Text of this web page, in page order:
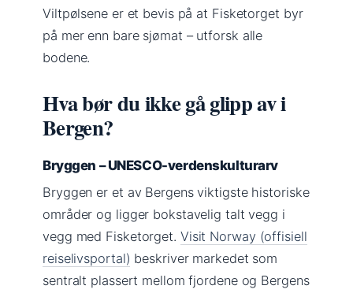
Viltpølsene er et bevis på at Fisketorget byr
på mer enn bare sjømat – utforsk alle
bodene.
Hva bør du ikke gå glipp av i
Bergen?
Bryggen – UNESCO-verdenskulturarv
Bryggen er et av Bergens viktigste historiske
områder og ligger bokstavelig talt vegg i
vegg med Fisketorget. Visit Norway (offisiell
reiselivsportal) beskriver markedet som
sentralt plassert mellom fjordene og Bergens